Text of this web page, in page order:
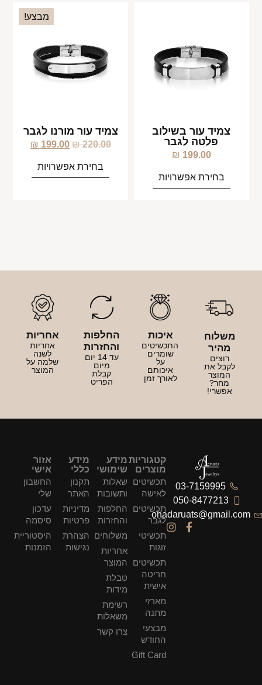
צמיד עור בשילוב
פלטה לגבר
199.00
₪
בחירת אפשרויות
מבצע!
צמיד עור מורנו לגבר
220.00
₪
199.00
₪
בחירת אפשרויות
משלוח
מהיר
רוצים
לקבל את
המוצר
מחר?
אפשרי!
איכות
התכשיטים
שומרים
על
איכותם
לאורך זמן
החלפות
והחזרות
עד 14 יום
מיום
קבלת
הפריט
אחריות
אחריות
לשנה
שלמה על
המוצר
03-7159995
050-8477213
ohadaruats@gmail.com
קטגוריות
מוצרים
תכשיטים
לאישה
תכשיטים
לגבר
תכשיטי
זוגות
תכשיטים
חריטה
אישית
מארזי
מתנה
מבצעי
החודש
Gift Card
מידע
שימושי
שאלות
ותשובות
החלפות
והחזרות
משלוחים
אחריות
המוצר
טבלת
מידות
רשימת
משאלות
צרו קשר
מידע
כללי
תקנון
האתר
מדיניות
פרטיות
הצהרת
נגישות
אזור
אישי
החשבון
שלי
עדכון
סיסמה
היסטוריית
הזמנות